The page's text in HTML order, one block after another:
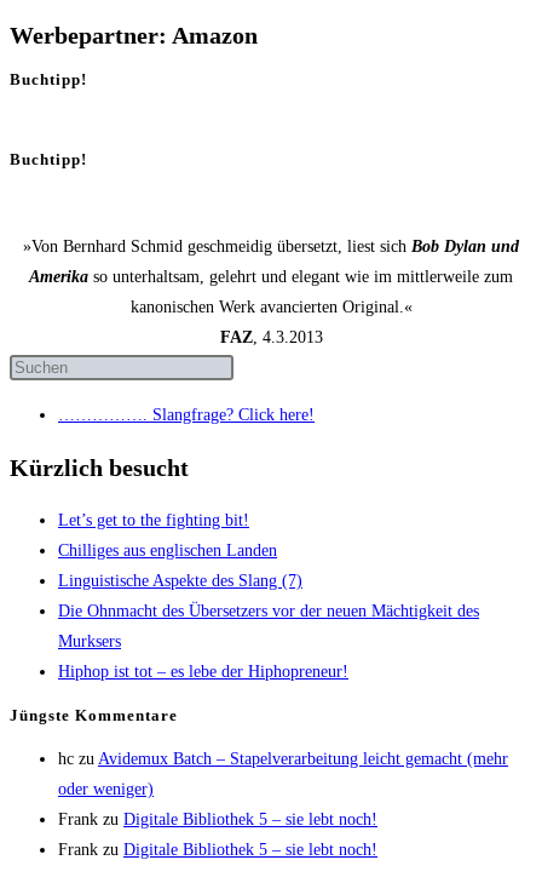
Werbepartner: Amazon
Buchtipp!
Buchtipp!
»Von Bernhard Schmid geschmeidig übersetzt, liest sich Bob Dylan und
Amerika so unterhaltsam, gelehrt und elegant wie im mittlerweile zum
kanonischen Werk avancierten Original.«
FAZ, 4.3.2013
……………. Slang­fra­ge? Click here!
Kürzlich besucht
Let’s get to the fight­ing bit!
Chil­li­ges aus eng­li­schen Landen
Lin­gu­is­ti­sche Aspek­te des Slang (7)
Die Ohn­macht des Über­set­zers vor der neu­en Mäch­tig­keit des
Murksers
Hip­hop ist tot – es lebe der Hiphopreneur!
Jüngs­te Kommentare
hc zu Avi­de­mux Batch – Sta­pel­ver­ar­bei­tung leicht gemacht (mehr
oder weniger)
Frank zu Digi­ta­le Biblio­thek 5 – sie lebt noch!
Frank zu Digi­ta­le Biblio­thek 5 – sie lebt noch!